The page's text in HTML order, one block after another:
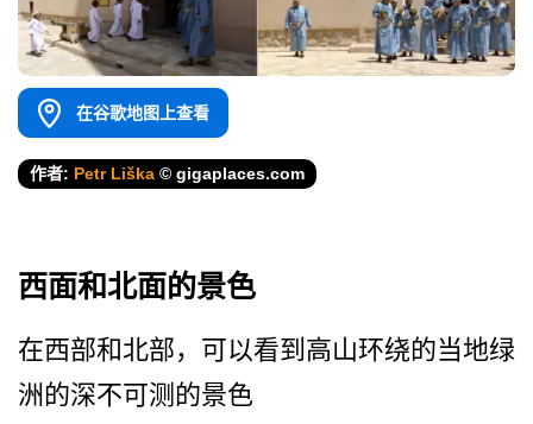
在谷歌地图上查看
作者: Petr Liška © gigaplaces.com
西面和北面的景色
在西部和北部，可以看到高山­环绕的当地绿
洲的深不可测的景色